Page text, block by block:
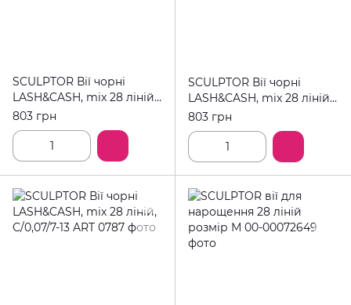
SCULPTOR Вії чорні
LASH&CASH, mix 28 ліній,
XL/0,07/7-13
803 грн
SCULPTOR Вії чорні
LASH&CASH, mix 28 ліній,
M/0,07/7-13
803 грн